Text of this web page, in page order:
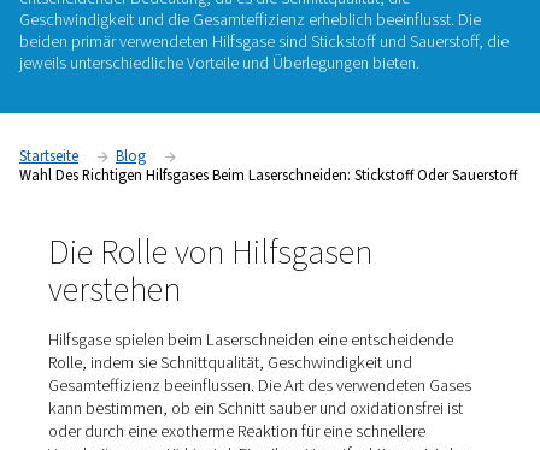
Sauerstoff
Geschwindigkeit und die Gesamteffizienz erheblich
beiden primär verwendeten Hilfsgase sind Stickstoff und
Startseite
Blog
Wahl Des Richtigen Hilfsgases Beim Laserschneiden: Stickstoff